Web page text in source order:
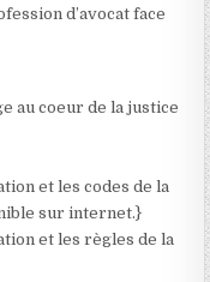
d’avocat face
au coeur de la justice
et les codes de la
sur internet.}
et les règles de la